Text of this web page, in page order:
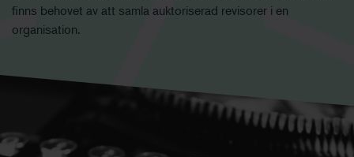
finns behovet av att samla auktoriserad revisorer i en
organisation.